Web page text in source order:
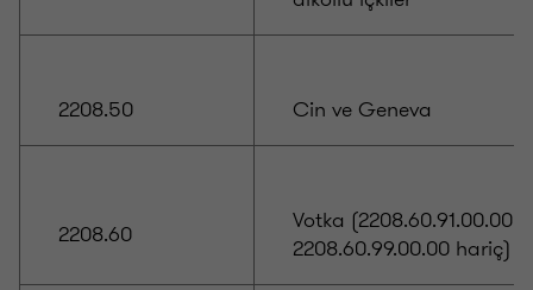
2208.50 Cin ve Geneva
2208.60
Votka (2208.60.91.00.00,
2208.60.99.00.00 hariç)